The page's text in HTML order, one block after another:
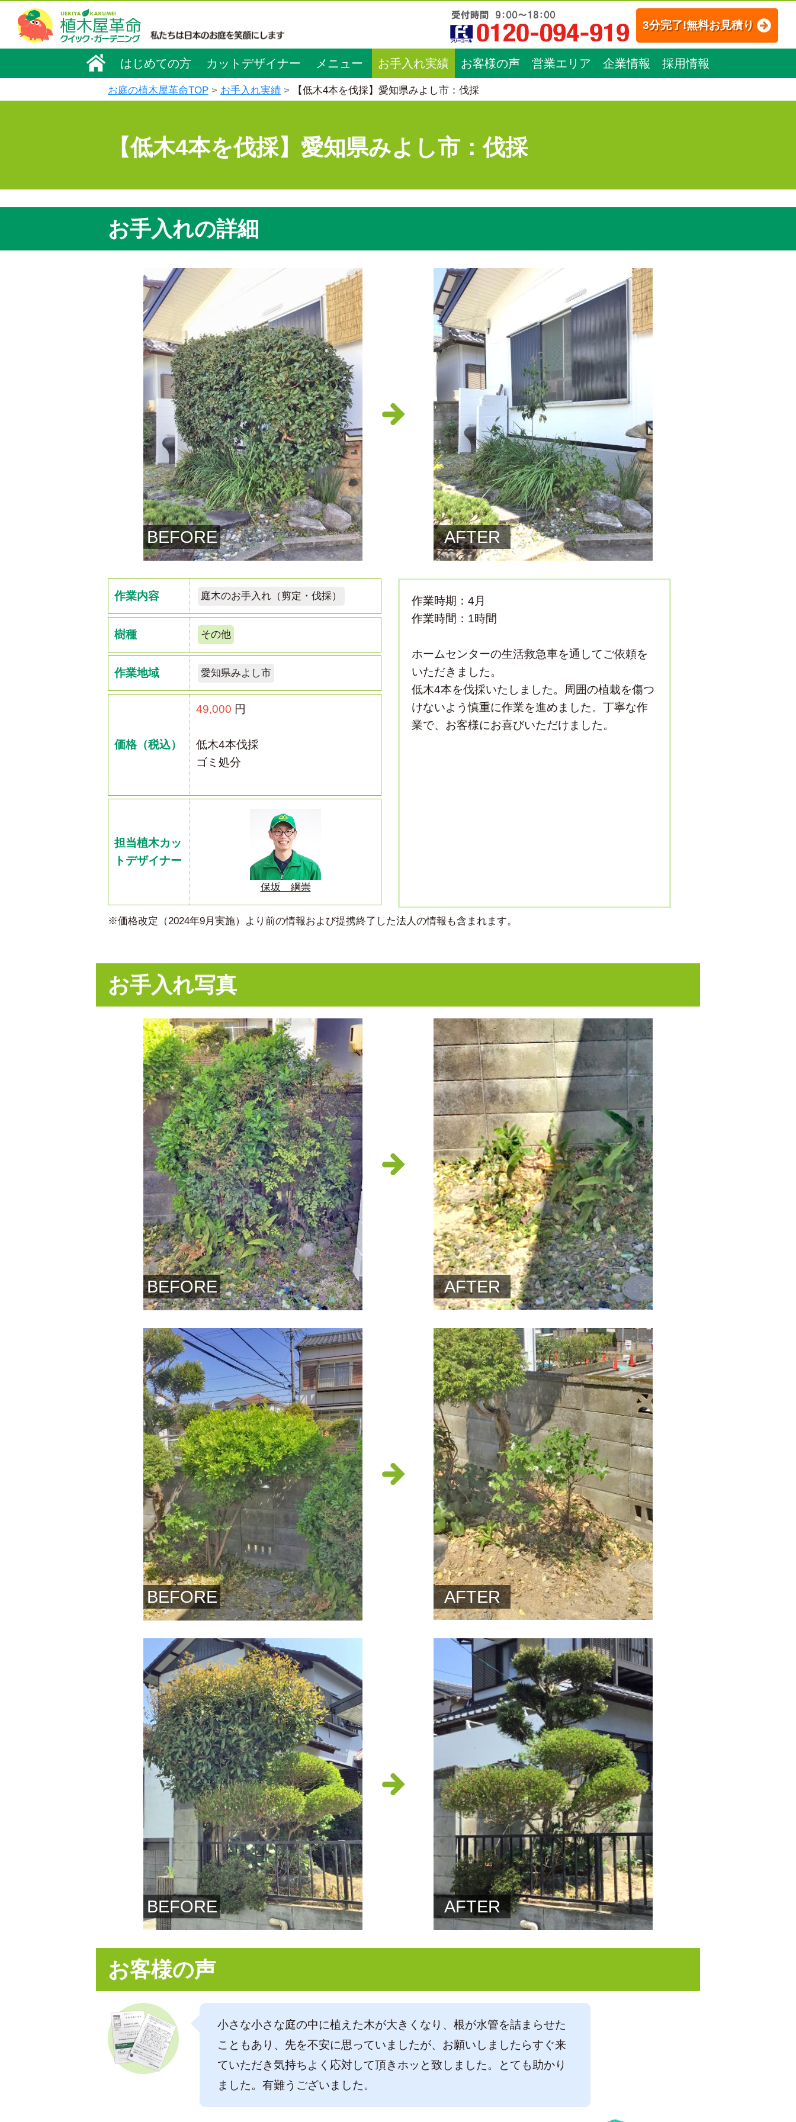
3分完了!無料お見積り
はじめての方 カットデザイナー メニュー お手入れ実績 お客様の声 営業エリア 企業情報 採用情報
お庭の植木屋革命TOP お手入れ実績 【低木4本を伐採】愛知県みよし市：伐採
【低木4本を伐採】愛知県みよし市：伐採
お手入れの詳細
BEFORE AFTER
作業内容 庭木のお手入れ（剪定・伐採）
樹種 その他
作業地域 愛知県みよし市
価格（税込）
49,000 円
低木4本伐採
ゴミ処分
担当植木カッ
トデザイナー
保坂 綱崇
作業時期：4月
作業時間：1時間
ホームセンターの生活救急車を通してご依頼を
いただきました。
低木4本を伐採いたしました。周囲の植栽を傷つ
けないよう慎重に作業を進めました。丁寧な作
業で、お客様にお喜びいただけました。
※価格改定（2024年9月実施）より前の情報および提携終了した法人の情報も含まれます。
お手入れ写真
BEFORE AFTER
BEFORE AFTER
BEFORE AFTER
お客様の声
小さな小さな庭の中に植えた木が大きくなり、根が水管を詰まらせた
こともあり、先を不安に思っていましたが、お願いしましたらすぐ来
ていただき気持ちよく応対して頂きホッと致しました。とても助かり
ました。有難うございました。